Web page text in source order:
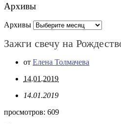
Архивы
Архивы
Зажги свечу на
от Елена Толмачева
14.01.2019
14.01.2019
просмотров: 609